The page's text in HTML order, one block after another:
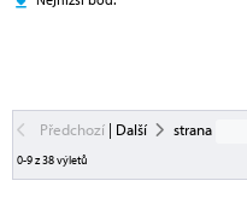
Předchozí| Další strana
0-9 z 38 výletů